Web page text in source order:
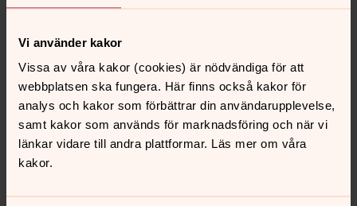
Vi använder kakor
Vissa av våra kakor (cookies) är nödvändiga för att
webbplatsen ska fungera. Här finns också kakor för
analys och kakor som förbättrar din användarupplevelse,
samt kakor som används för marknadsföring och när vi
länkar vidare till andra plattformar. Läs mer om våra
kakor.
innehåll?